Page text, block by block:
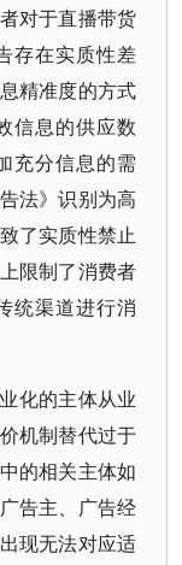
对于直播带货
存在实质性差
精准度的方式
信息的供应数
充分信息的需
法》识别为高
了实质性禁止
限制了消费者
统渠道进行消
化的主体从业
机制替代过于
的相关主体如
告主、广告经
现无法对应适